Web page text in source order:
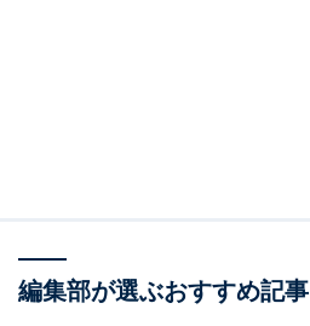
編集部が選ぶおすすめ記事